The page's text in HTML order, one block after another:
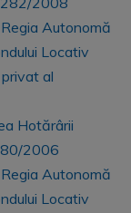
Autonomă
Locativ
al
Hotărârii
2006
Autonomă
Locativ